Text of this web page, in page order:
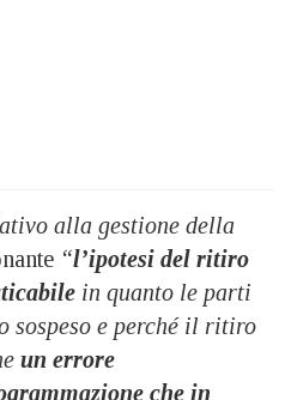
alla gestione della
“l’ipotesi del ritiro
in quanto le parti
sospeso e perché il ritiro
un errore
che in